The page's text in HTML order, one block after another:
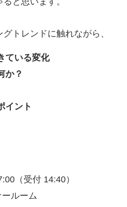
トレンドに触れながら、
ている変化
か？
イント
（受付 14:40）
ルーム